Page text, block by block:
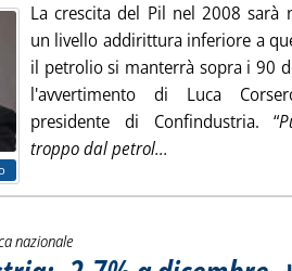
La crescita del Pil nel 2008 sarà
un livello addirittura inferiore a
il petrolio si manterrà sopra i 90
l'avvertimento di Luca
presidente di Confindustria. “
troppo dal petrol...
nazionale